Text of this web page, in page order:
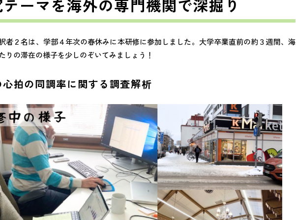
ーマを海外の専門機関で深掘り
者２名は、学部４年次の春休みに本研修に参加しました。大学卒業直前の約３週間、海
りの滞在の様子を少しのぞいてみましょう！
拍の同調率に関する調査解析